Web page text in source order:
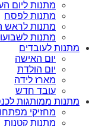
מתנות ליום
מתנות לפסח
מתנות לראש
מתנות
מתנות לעובדים
יום האישה
יום הולדת
מארז לידה
עובד חדש
מתנות ממותגות
מחזיקי
מתנות קטנות